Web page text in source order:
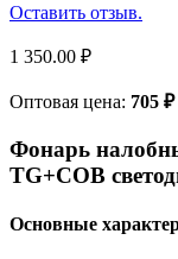
Оставить отзыв.
1 350.00 ₽
Оптовая цена: 705 ₽
Фонарь
TG+COB
Основные